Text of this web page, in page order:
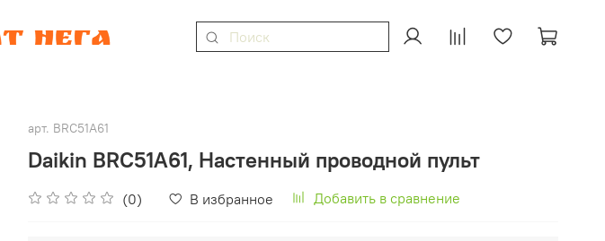
арт. BRC51A61
Daikin BRC51A61, Настенный проводной пульт
(0) В избранное Добавить в сравнение